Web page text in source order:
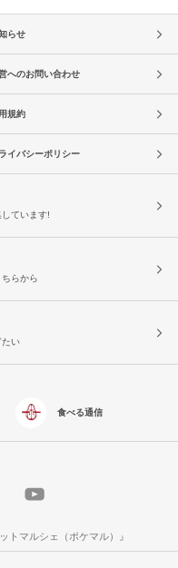
らせ
へのお問い合わせ
規約
イバシーポリシー
ています!
らから
たい
食べる通信
トマルシェ（ポケマル）』